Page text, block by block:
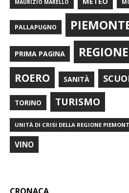
MAURIZIO MARELLO
PALLAPUGNO
PRIMA PAGINA
ROERO SANITÀ
TORINO TURISMO
UNITÀ DI CRISI DELLA REGIONE
VINO